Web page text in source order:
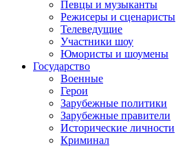
Певцы и музыканты
Режисеры и сценаристы
Телеведущие
Участники шоу
Юмористы и шоумены
Государство
Военные
Герои
Зарубежные политики
Зарубежные правители
Исторические личности
Криминал